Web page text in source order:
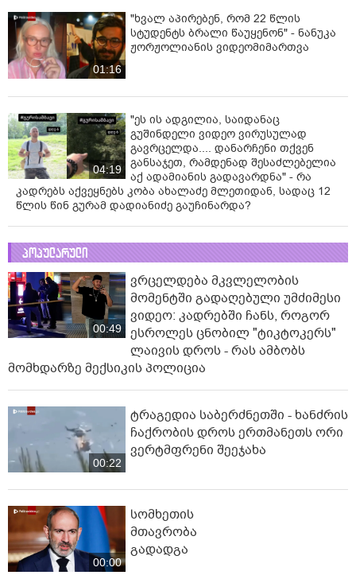
01:16
"ხვალ აპირებენ, რომ 22 წლის
სტუდენტს ბრალი წაუყენონ" - ნანუკა
ჟორჟოლიანის ვიდეომიმართვა
04:19
"ეს ის ადგილია, საიდანაც
გუშინდელი ვიდეო ვირუსულად
გავრცელდა.... დანარჩენი თქვენ
განსაჯეთ, რამდენად შესაძლებელია
აქ ადამიანის გადავარდნა" - რა
კადრებს აქვეყნებს კობა ახალაძე მლეთიდან, სადაც 12
წლის წინ გურამ დადიანიძე გაუჩინარდა?
პოპულარული
00:49
ვრცელდება მკვლელობის
მომენტში გადაღებული უმძიმესი
ვიდეო: კადრებში ჩანს, როგორ
ესროლეს ცნობილ "ტიკტოკერს"
ლაივის დროს - რას ამბობს
მომხდარზე მექსიკის პოლიცია
00:22
ტრაგედია საბერძნეთში - ხანძრის
ჩაქრობის დროს ერთმანეთს ორი
ვერტმფრენი შეეჯახა
00:00
სომხეთის
მთავრობა
გადადგა